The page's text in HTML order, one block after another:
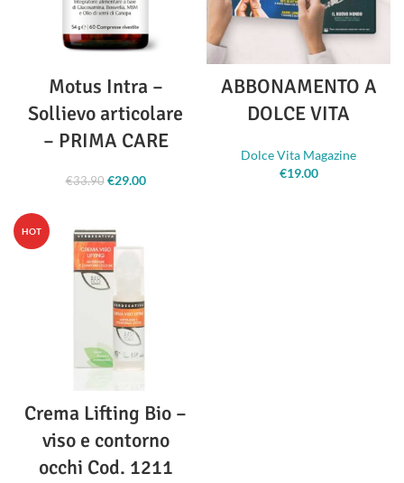
Motus Intra –
Sollievo articolare
– PRIMA CARE
€33.90
Il prezzo
€29.00
ABBONAMENTO A
DOLCE VITA
Dolce Vita Magazine
€19.00
HOT
Crema Lifting Bio –
viso e contorno
occhi Cod. 1211